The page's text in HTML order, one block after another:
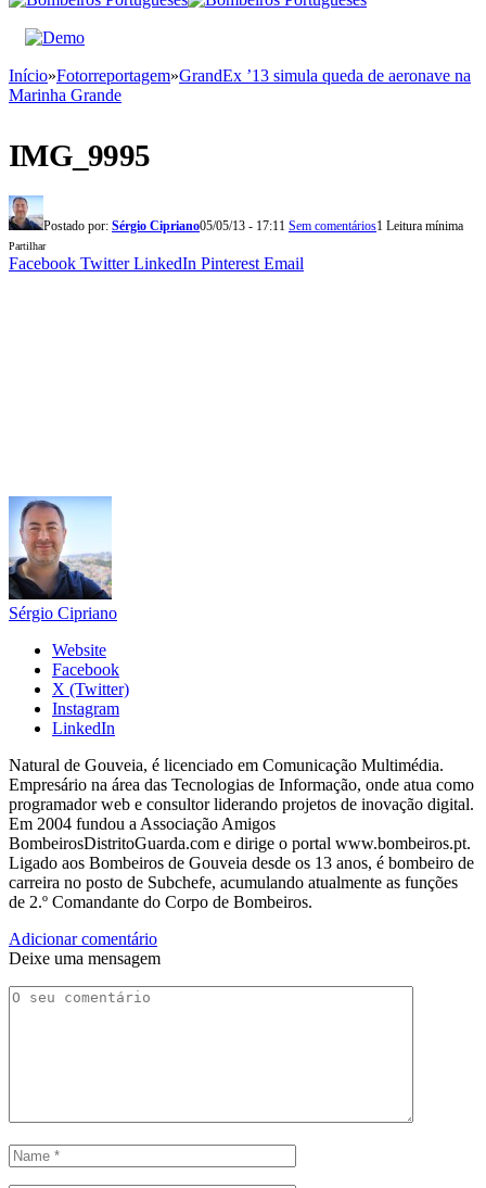
Início»Fotorreportagem»GrandEx ’13 simula queda de aeronave na
Marinha Grande
IMG_9995
Postado por: Sérgio Cipriano05/05/13 - 17:11 Sem comentários1 Leitura mínima
Partilhar
Facebook Twitter LinkedIn Pinterest Email
Sérgio Cipriano
Website
Facebook
X (Twitter)
Instagram
LinkedIn
Natural de Gouveia, é licenciado em Comunicação Multimédia.
Empresário na área das Tecnologias de Informação, onde atua como
programador web e consultor liderando projetos de inovação digital.
Em 2004 fundou a Associação Amigos
BombeirosDistritoGuarda.com e dirige o portal www.bombeiros.pt.
Ligado aos Bombeiros de Gouveia desde os 13 anos, é bombeiro de
carreira no posto de Subchefe, acumulando atualmente as funções
de 2.º Comandante do Corpo de Bombeiros.
Adicionar comentário
Deixe uma mensagem